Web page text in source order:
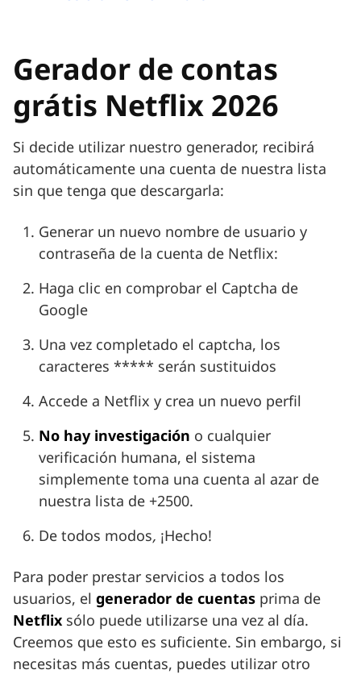
Gerador de contas
grátis Netflix 2026
Si decide utilizar nuestro generador, recibirá
automáticamente una cuenta de nuestra lista
sin que tenga que descargarla:
Generar un nuevo nombre de usuario y
contraseña de la cuenta de Netflix:
Haga clic en comprobar el Captcha de
Google
Una vez completado el captcha, los
caracteres ***** serán sustituidos
Accede a Netflix y crea un nuevo perfil
No hay investigación o cualquier
verificación humana, el sistema
simplemente toma una cuenta al azar de
nuestra lista de +2500.
De todos modos, ¡Hecho!
Para poder prestar servicios a todos los
usuarios, el generador de cuentas prima de
Netflix sólo puede utilizarse una vez al día.
Creemos que esto es suficiente. Sin embargo, si
necesitas más cuentas, puedes utilizar otro